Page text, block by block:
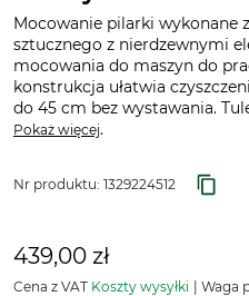
Mocowanie pilarki wykonane
sztucznego z nierdzewnymi
mocowania do maszyn do
konstrukcja ułatwia
do 45 cm bez wystawania.
Pokaż więcej.
Nr produktu: 1329224512
439,00 zł
Cena z VAT Koszty wysyłki Waga